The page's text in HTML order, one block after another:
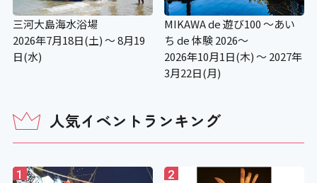
三河大島海水浴場
2026年7月18日(土) ～ 8月19
日(水)
MIKAWA de 遊び100 ～あい
ち de 体験 2026～
2026年10月1日(木) ～ 2027年
3月22日(月)
人気イベントランキング
1 2